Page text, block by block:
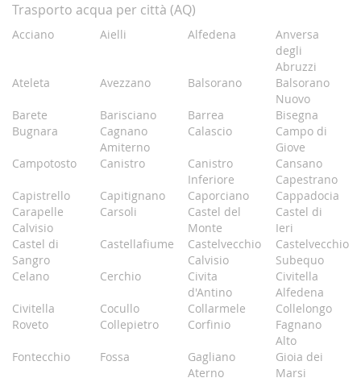
Trasporto acqua per città (AQ)
Acciano Aielli Alfedena
Anversa
degli
Abruzzi
Ateleta
Avezzano Balsorano
Balsorano
Nuovo
Barete
Barisciano Barrea
Bisegna
Bugnara
Cagnano
Amiterno
Calascio
Campo di
Giove
Campotosto
Canistro
Canistro
Inferiore
Cansano
Capestrano
Capistrello
Capitignano Caporciano
Cappadocia
Carapelle
Calvisio
Carsoli
Castel del
Monte
Castel di
Ieri
Castel di
Sangro
Castellafiume
Castelvecchio
Calvisio
Castelvecchio
Subequo
Celano
Cerchio
Civita
d'Antino
Civitella
Alfedena
Civitella
Roveto
Cocullo Collarmele
Collelongo
Collepietro
Corfinio
Fagnano
Alto
Fontecchio
Fossa
Gagliano
Aterno
Gioia dei
Marsi